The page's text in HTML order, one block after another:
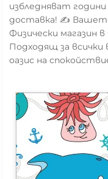
избледняват години
доставка! ✍️ Вашето
Физически магазин в
Подходящ за
оазис на